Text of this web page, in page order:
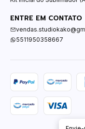
ENTRE EM CONTATO
5511950358667